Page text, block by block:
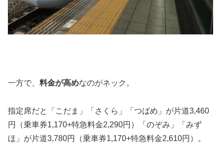
一方で、 料金が高めなのがネック。
指定席だと「こだま」「さくら」「つばめ」が片道3,460
円（乗車券1,170+特急料金2,290円）「のぞみ」「みず
ほ」が片道3,780円（乗車券1,170+特急料金2,610円）。